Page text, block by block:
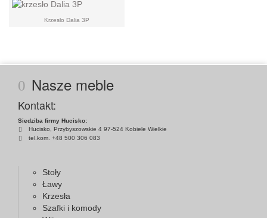
Krzesło Dalia 3P
Nasze meble
Kontakt:
Siedziba firmy Hucisko:
Hucisko, Przybyszowskie 4 97-524 Kobiele Wielkie
tel.kom. +48 500 306 083
Stoły
Ławy
Krzesła
Szafki i komody